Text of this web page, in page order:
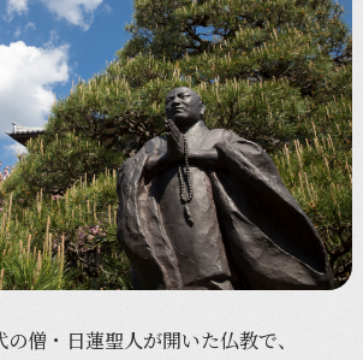
の僧・ 日蓮聖人が開いた仏教で、